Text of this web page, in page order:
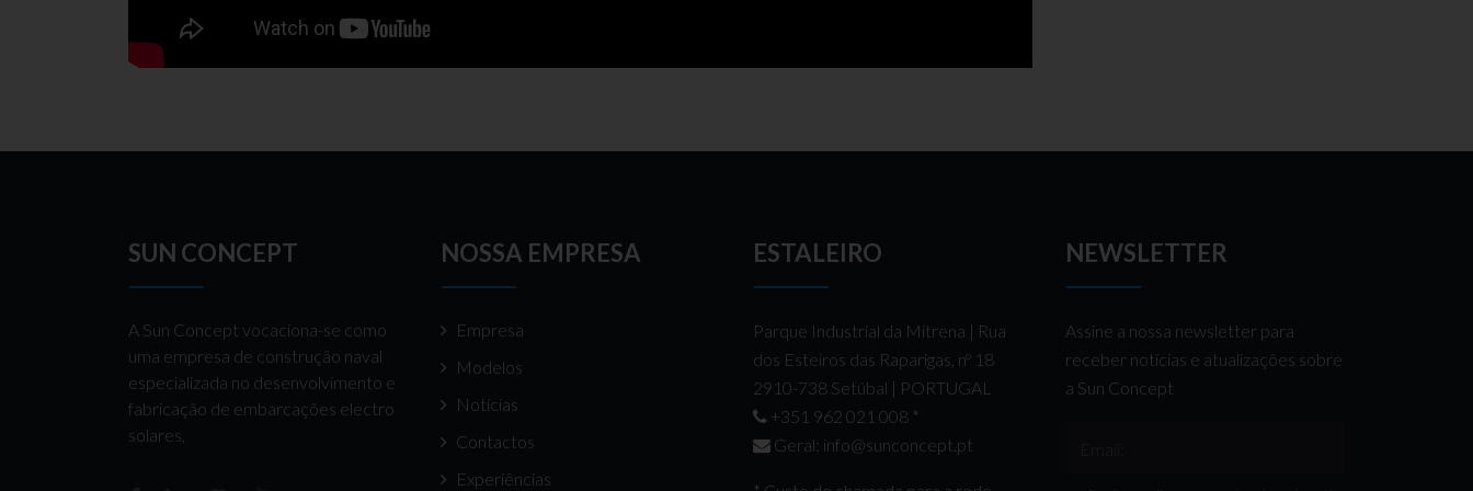
SUN CONCEPT
A Sun Concept vocaciona-se como
uma empresa de construção naval
especializada no desenvolvimento e
fabricação de embarcações electro
solares,
NOSSA EMPRESA
Empresa
Modelos
Notícias
Contactos
Experiências
ESTALEIRO
Parque Industrial da Mitrena | Rua
dos Esteiros das Raparigas, nº 18
2910-738 Setúbal | PORTUGAL
+351 962 021 008 *
Geral: info@sunconcept.pt
NEWSLETTER
Assine a nossa newsletter para
receber notícias e atualizações sobre
a Sun Concept